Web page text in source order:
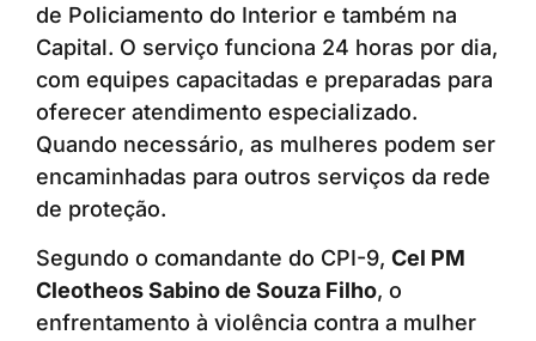
de Policiamento do Interior e também na
Capital. O serviço funciona 24 horas por dia,
com equipes capacitadas e preparadas para
oferecer atendimento especializado.
Quando necessário, as mulheres podem ser
encaminhadas para outros serviços da rede
de proteção.
Segundo o comandante do CPI-9, Cel PM
Cleotheos Sabino de Souza Filho, o
enfrentamento à violência contra a mulher